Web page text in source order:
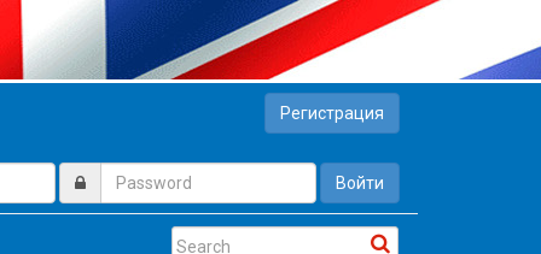
Регистрация
Войти